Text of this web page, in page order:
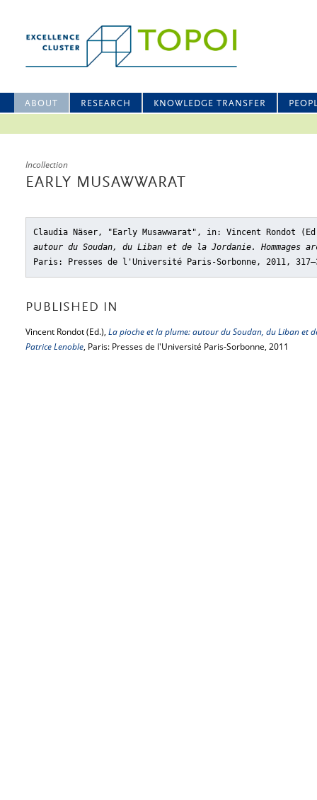
ABOUT RESEARCH KNOWLEDGE TRANSFER
Incollection
EARLY MUSAWWARAT
Claudia Näser, "Early Musawwarat" , in: Vincent Rondot
autour du Soudan, du Liban et de la Jordanie. Hommages
Paris: Presses de l'Université Paris-Sorbonne, 2011,
PUBLISHED IN
Vincent Rondot (Ed.), La pioche et la plume: autour du Soudan, du Liban et
Patrice Lenoble, Paris: Presses de l'Université Paris-Sorbonne, 2011